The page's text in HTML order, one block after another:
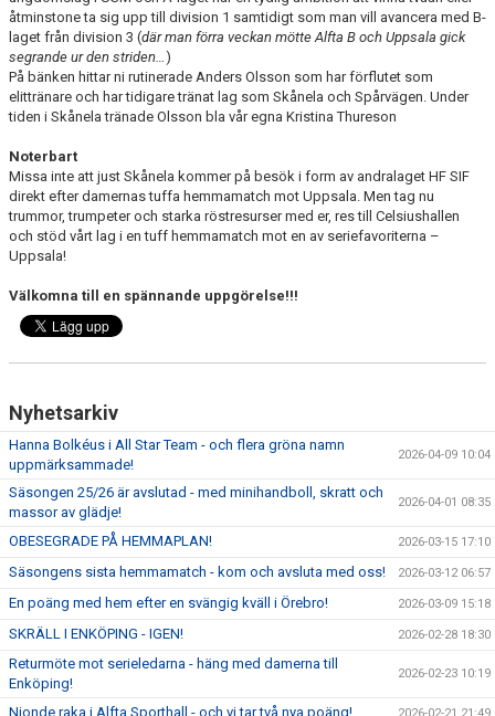
åtminstone ta sig upp till division 1 samtidigt som man vill avancera med B-
laget från division 3 (där man förra veckan mötte Alfta B och Uppsala gick
segrande ur den striden…)
På bänken hittar ni rutinerade Anders Olsson som har förflutet som
elittränare och har tidigare tränat lag som Skånela och Spårvägen. Under
tiden i Skånela tränade Olsson bla vår egna Kristina Thureson
Noterbart
Missa inte att just Skånela kommer på besök i form av andralaget HF SIF
direkt efter damernas tuffa hemmamatch mot Uppsala. Men tag nu
trummor, trumpeter och starka röstresurser med er, res till Celsiushallen
och stöd vårt lag i en tuff hemmamatch mot en av seriefavoriterna –
Uppsala!
Välkomna till en spännande uppgörelse!!!
Nyhetsarkiv
Hanna Bolkéus i All Star Team - och flera gröna namn
uppmärksammade!
2026-04-09 10:04
Säsongen 25/26 är avslutad - med minihandboll, skratt och
massor av glädje!
2026-04-01 08:35
OBESEGRADE PÅ HEMMAPLAN! 2026-03-15 17:10
Säsongens sista hemmamatch - kom och avsluta med oss! 2026-03-12 06:57
En poäng med hem efter en svängig kväll i Örebro! 2026-03-09 15:18
SKRÄLL I ENKÖPING - IGEN! 2026-02-28 18:30
Returmöte mot serieledarna - häng med damerna till
Enköping!
2026-02-23 10:19
Nionde raka i Alfta Sporthall - och vi tar två nya poäng!